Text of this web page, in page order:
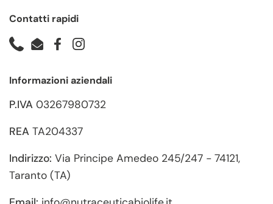
Contatti rapidi
PhoneEmailFacebookInstagram
Informazioni aziendali
P.IVA 03267980732
REA TA204337
Indirizzo: Via Principe Amedeo 245/247 - 74121,
Taranto (TA)